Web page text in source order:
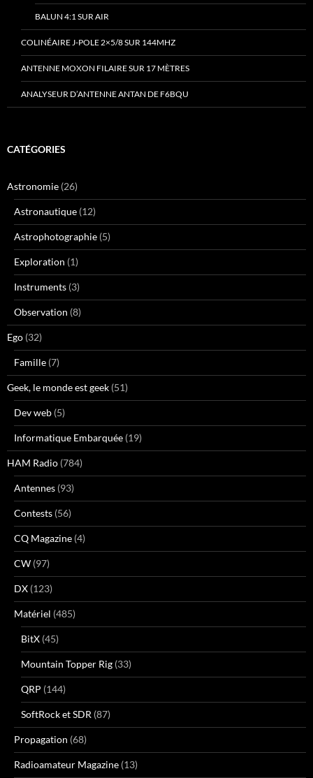
BALUN 4:1 SUR AIR
COLINÉAIRE J-POLE 2×5/8 SUR 144MHZ
ANTENNE MOXON FILAIRE SUR 17 MÈTRES
ANALYSEUR D’ANTENNE ANTAN DE F6BQU
CATÉGORIES
Astronomie (26)
Astronautique (12)
Astrophotographie (5)
Exploration (1)
Instruments (3)
Observation (8)
Ego (32)
Famille (7)
Geek, le monde est geek (51)
Dev web (5)
Informatique Embarquée (19)
HAM Radio (784)
Antennes (93)
Contests (56)
CQ Magazine (4)
CW (97)
DX (123)
Matériel (485)
BitX (45)
Mountain Topper Rig (33)
QRP (144)
SoftRock et SDR (87)
Propagation (68)
Radioamateur Magazine (13)